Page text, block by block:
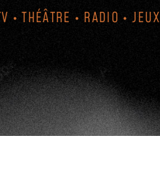
• THÉÂTRE • RADIO • JEUX